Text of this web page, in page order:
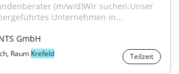
(m/w/d)Wir suchen:Unser
Unternehmen in...
GmbH
Raum Krefeld Teilzeit